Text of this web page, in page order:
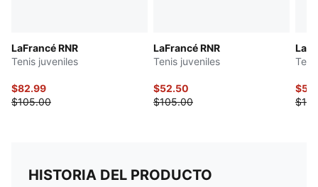
LaFrancé RNR
Tenis juveniles
$82.99
$105.00
LaFrancé RNR
Tenis juveniles
$52.50
$105.00
HISTORIA DEL PRODUCTO